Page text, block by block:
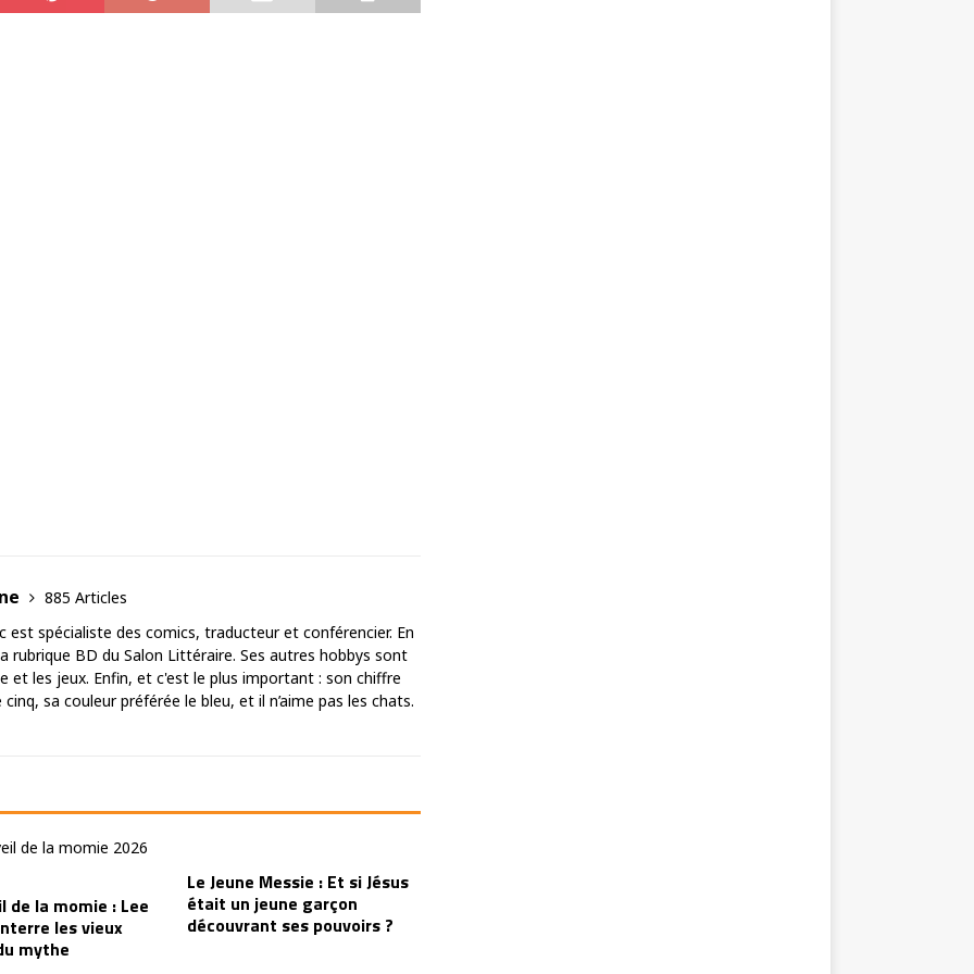
885 Articles
est spécialiste des comics, traducteur et conférencier. En
rubrique BD du Salon Littéraire. Ses autres hobbys sont
et les jeux. Enfin, et c'est le plus important : son chiffre
sa couleur préférée le bleu, et il n’aime pas les chats.
de la momie : Lee
les vieux
mythe
Le Jeune Messie : Et si Jésus
était un jeune garçon
découvrant ses pouvoirs ?